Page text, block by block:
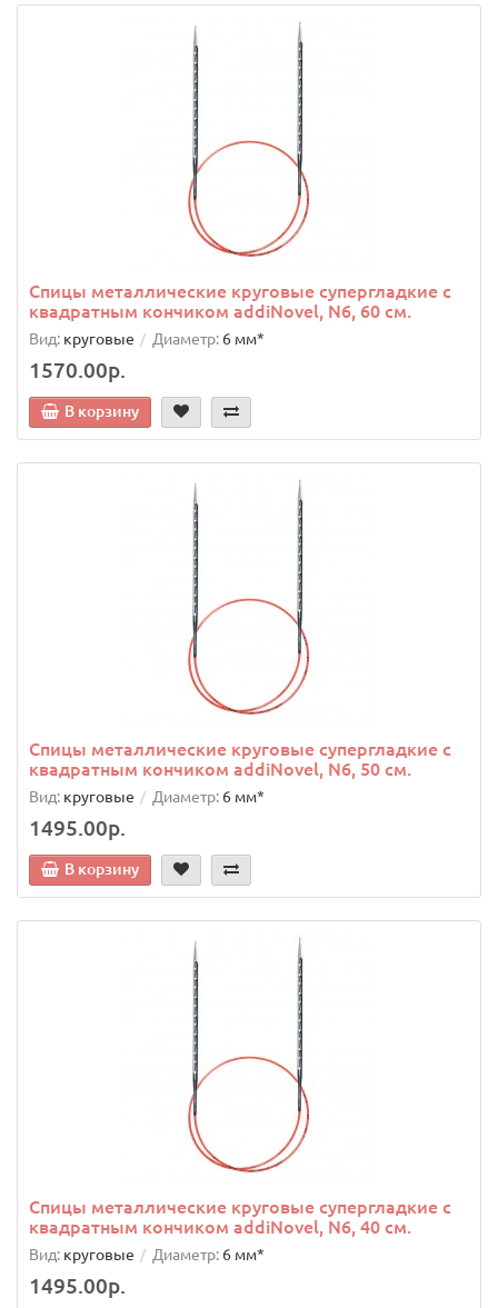
Спицы металлические круговые супергладкие c
квадратным кончиком addiNovel, N6, 60 см.
Вид: круговые Диаметр: 6 мм*
1570.00р.
В корзину
Спицы металлические круговые супергладкие c
квадратным кончиком addiNovel, N6, 50 см.
Вид: круговые Диаметр: 6 мм*
1495.00р.
В корзину
Спицы металлические круговые супергладкие c
квадратным кончиком addiNovel, N6, 40 см.
Вид: круговые Диаметр: 6 мм*
1495.00р.